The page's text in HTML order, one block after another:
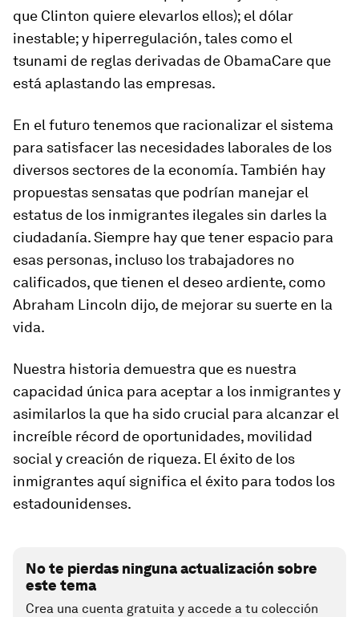
que Clinton quiere elevarlos ellos); el dólar
inestable; y hiperregulación, tales como el
tsunami de reglas derivadas de ObamaCare que
está aplastando las empresas.
En el futuro tenemos que racionalizar el sistema
para satisfacer las necesidades laborales de los
diversos sectores de la economía. También hay
propuestas sensatas que podrían manejar el
estatus de los inmigrantes ilegales sin darles la
ciudadanía. Siempre hay que tener espacio para
esas personas, incluso los trabajadores no
calificados, que tienen el deseo ardiente, como
Abraham Lincoln dijo, de mejorar su suerte en la
vida.
Nuestra historia demuestra que es nuestra
capacidad única para aceptar a los inmigrantes y
asimilarlos la que ha sido crucial para alcanzar el
increíble récord de oportunidades, movilidad
social y creación de riqueza. El éxito de los
inmigrantes aquí significa el éxito para todos los
estadounidenses.
No te pierdas ninguna actualización sobre
este tema
Crea una cuenta gratuita y accede a tu colección